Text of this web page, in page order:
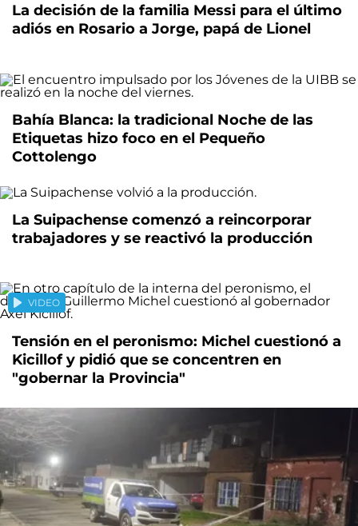
La decisión de la familia Messi para el último
adiós en Rosario a Jorge, papá de Lionel
Bahía Blanca: la tradicional Noche de las
Etiquetas hizo foco en el Pequeño
Cottolengo
La Suipachense comenzó a reincorporar
trabajadores y se reactivó la producción
VIDEO
Tensión en el peronismo: Michel cuestionó a
Kicillof y pidió que se concentren en
"gobernar la Provincia"